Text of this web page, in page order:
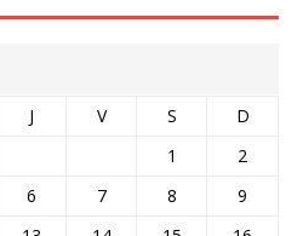
J V S
D
1
2
6 7 8
9